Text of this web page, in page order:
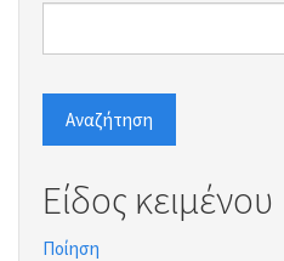
Αναζήτηση
Είδος κειμένου
Ποίηση